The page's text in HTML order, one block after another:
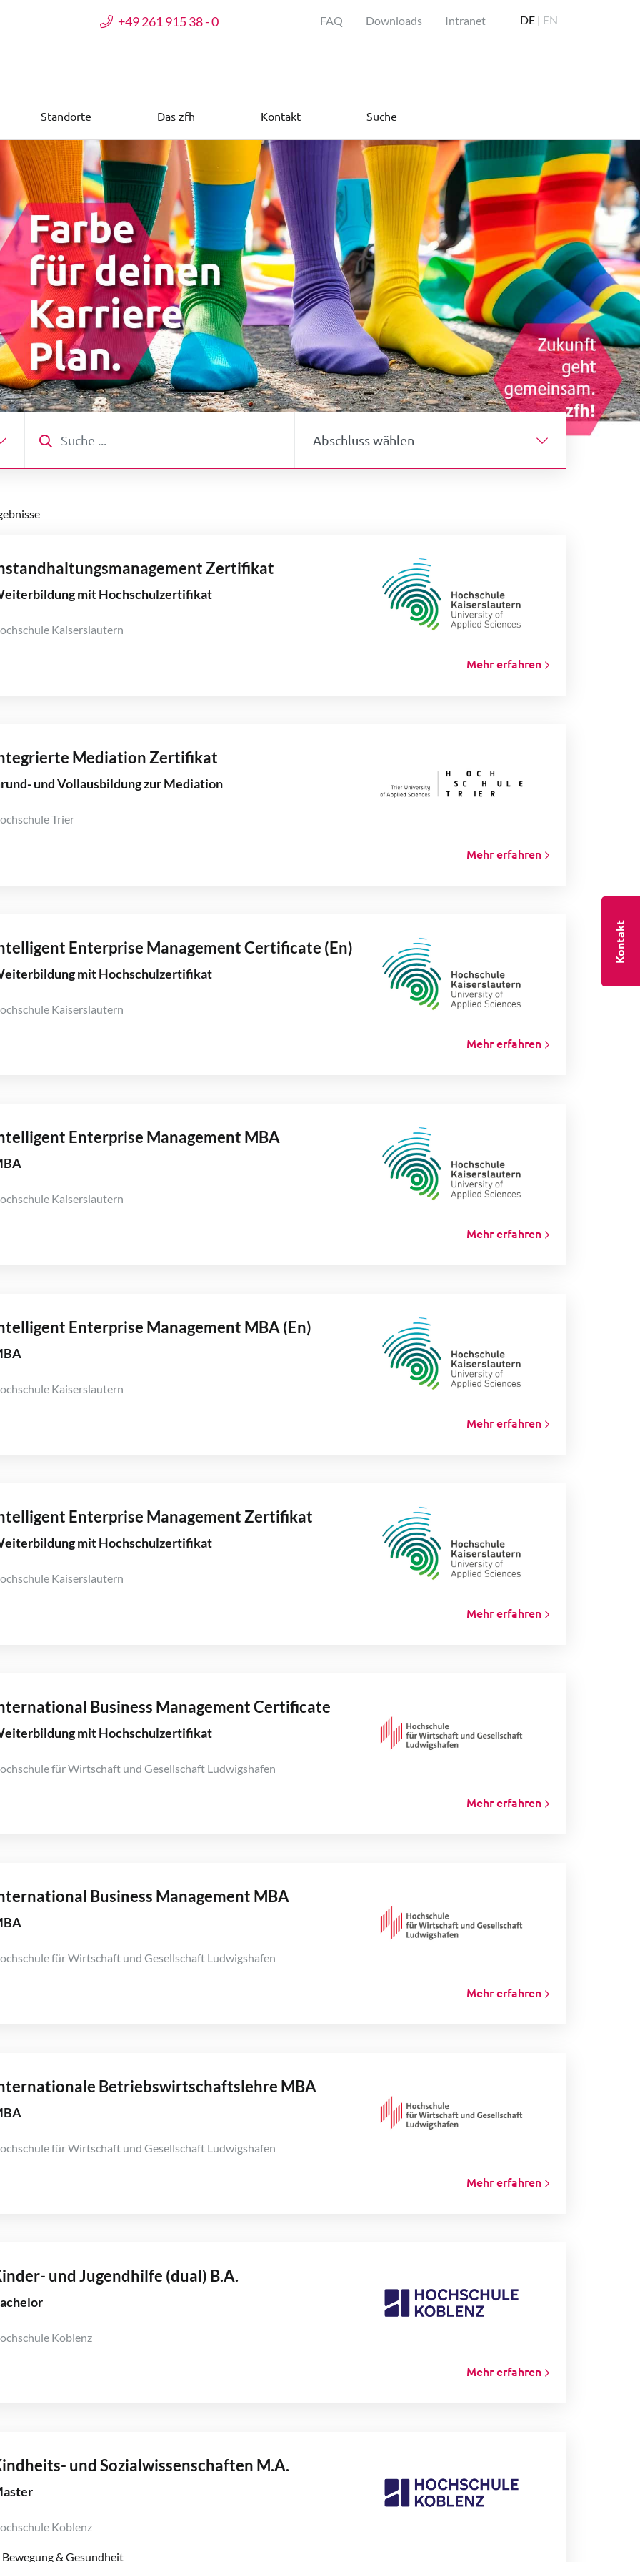
+49 261 915 38 - 0 FAQ Downloads Intranet DE | EN
Standorte Das zfh Kontakt Suche
Zertifikat
mit Hochschulzertifikat
Kaiserslautern
Mehr erfahren
Mediation Zertifikat
und Vollausbildung zur Mediation
Trier
Mehr erfahren
Enterprise Management Certificate (En)
mit Hochschulzertifikat
Kaiserslautern
Mehr erfahren
Enterprise Management MBA
Kaiserslautern
Mehr erfahren
Enterprise Management MBA (En)
Kaiserslautern
Mehr erfahren
Enterprise Management Zertifikat
mit Hochschulzertifikat
Kaiserslautern
Mehr erfahren
Business Management Certificate
mit Hochschulzertifikat
für Wirtschaft und Gesellschaft Ludwigshafen
Mehr erfahren
Business Management MBA
für Wirtschaft und Gesellschaft Ludwigshafen
Mehr erfahren
Betriebswirtschaftslehre MBA
für Wirtschaft und Gesellschaft Ludwigshafen
Mehr erfahren
und Jugendhilfe (dual) B.A.
Koblenz
Mehr erfahren
und Sozialwissenschaften M.A.
Koblenz
Bewegung & Gesundheit
Kontakt